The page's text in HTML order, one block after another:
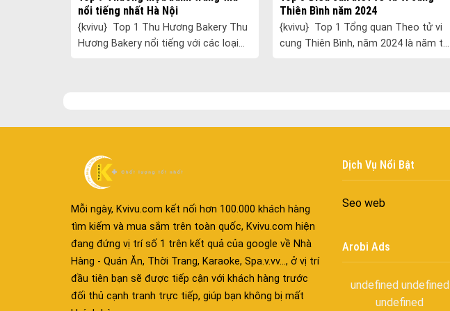
nổi tiếng nhất Hà Nội
{kvivu} Top 1 Thu Hương Bakery Thu
Hương Bakery nổi tiếng với các loại
Thiên Bình năm 2024
{kvivu} Top 1 Tổng quan Theo tử vi
cung Thiên Bình, năm 2024 là năm tốt
Mỗi ngày, Kvivu.com kết nối hơn 100.000 khách hàng
tìm kiếm và mua sắm trên toàn quốc, Kvivu.com hiện
đang đứng vị trí số 1 trên kết quả của google về Nhà
Hàng - Quán Ăn, Thời Trang, Karaoke, Spa.v.vv..., ở vị trí
đầu tiên bạn sẽ được tiếp cận với khách hàng trước
đối thủ cạnh tranh trực tiếp, giúp bạn không bị mất
Dịch Vụ Nổi Bật
Seo web
Arobi Ads
undefined undefined
undefined